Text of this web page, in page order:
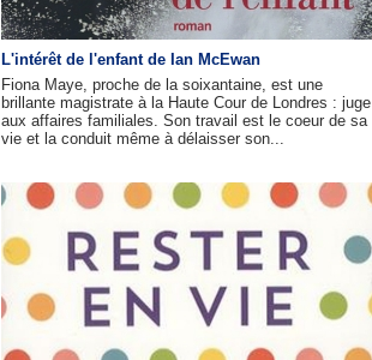
L'intérêt de l'enfant de Ian McEwan
Fiona Maye, proche de la soixantaine, est une
brillante magistrate à la Haute Cour de Londres : juge
aux affaires familiales. Son travail est le coeur de sa
vie et la conduit même à délaisser son...